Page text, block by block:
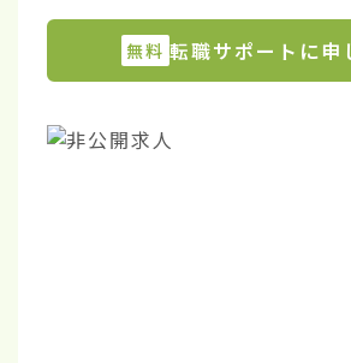
無料 転職サポートに申